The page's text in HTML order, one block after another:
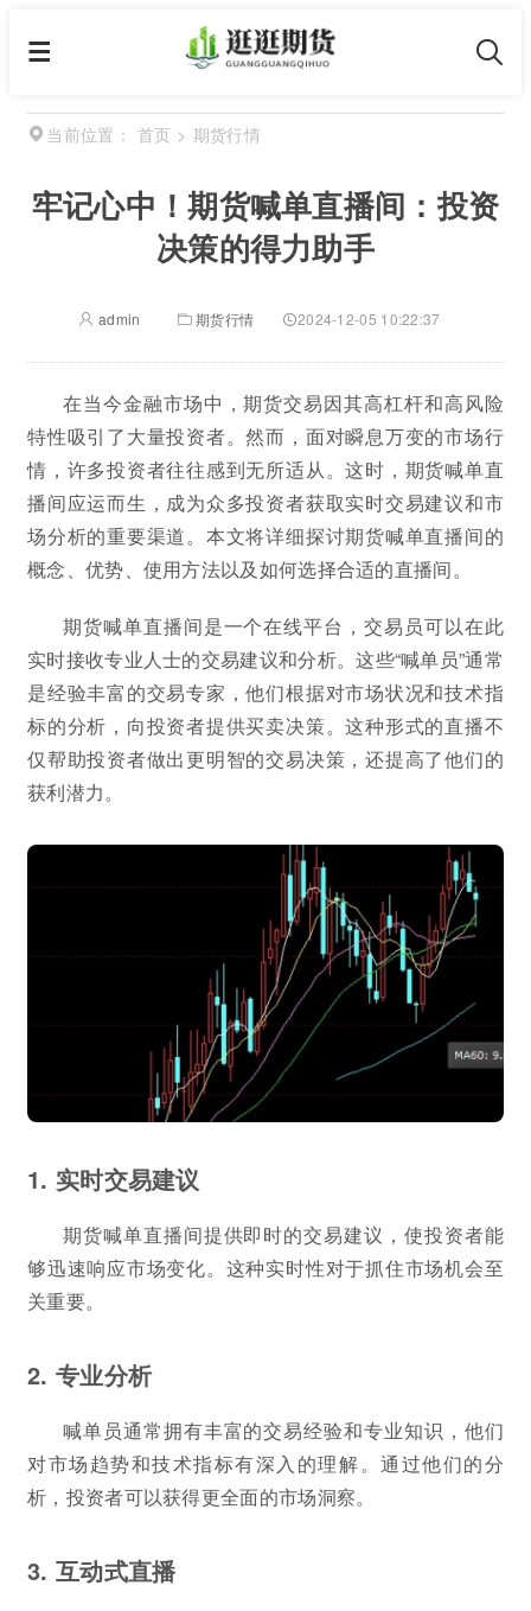
当前位置： 首页 > 期货行情
牢记心中！期货喊单直播间：投资
决策的得力助手
admin 期货行情 2024-12-05 10:22:37
在当今金融市场中，期货交易因其高杠杆和高风险
特性吸引了大量投资者。然而，面对瞬息万变的市场行
情，许多投资者往往感到无所适从。这时，期货喊单直
播间应运而生，成为众多投资者获取实时交易建议和市
场分析的重要渠道。本文将详细探讨期货喊单直播间的
概念、优势、使用方法以及如何选择合适的直播间。
期货喊单直播间是一个在线平台，交易员可以在此
实时接收专业人士的交易建议和分析。这些“喊单员”通常
是经验丰富的交易专家，他们根据对市场状况和技术指
标的分析，向投资者提供买卖决策。这种形式的直播不
仅帮助投资者做出更明智的交易决策，还提高了他们的
获利潜力。
1. 实时交易建议
期货喊单直播间提供即时的交易建议，使投资者能
够迅速响应市场变化。这种实时性对于抓住市场机会至
关重要。
2. 专业分析
喊单员通常拥有丰富的交易经验和专业知识，他们
对市场趋势和技术指标有深入的理解。通过他们的分
析，投资者可以获得更全面的市场洞察。
3. 互动式直播